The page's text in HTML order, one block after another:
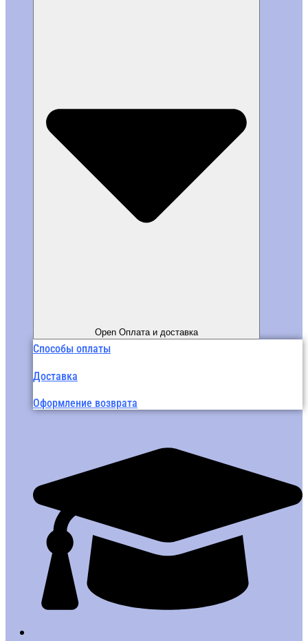
Open Оплата и доставка
Способы оплаты
Доставка
Оформление возврата